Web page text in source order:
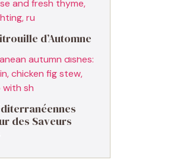
d’Automne
des Saveurs